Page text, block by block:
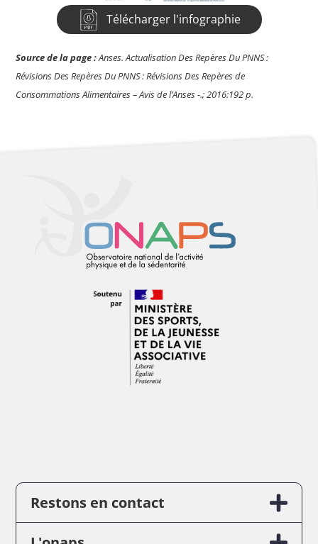
Télécharger l'infographie
Source de la page :Anses. Actualisation Des Repères Du PNNS :
Révisions Des Repères Du PNNS : Révisions Des Repères de
Consommations Alimentaires – Avis de l’Anses -.; 2016:192 p.
Restons en contact